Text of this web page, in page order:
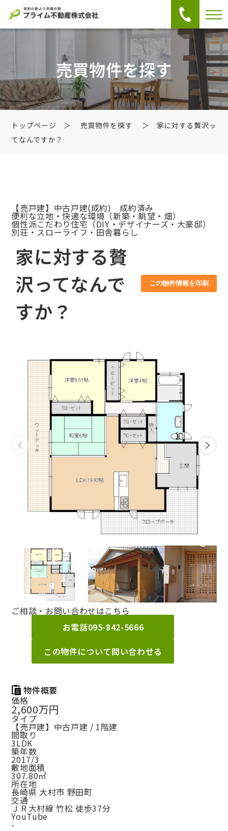
売買物件を探す
トップページ ＞ 売買物件を探す
＞ 家に対する贅沢っ
てなんですか？
【売戸建】中古戸建(成約) 成約済み
便利な立地・快適な環境（新築・眺望・畑）
個性派こだわり住宅（DIY・デザイナーズ・大豪邸）
別荘・スローライフ・田舎暮らし
家に対する贅
沢ってなんで
すか？
この物件情報を印刷
ご相談・お問い合わせはこちら
お電話095-842-5666
この物件について問い合わせる
物件概要
価格
2,600万円
タイプ
【売戸建】中古戸建 / 1階建
間取り
3LDK
築年数
2017/3
敷地面積
307.80㎡
所在地
長崎県 大村市 野田町
交通
ＪＲ大村線 竹松 徒歩37分
YouTube
-